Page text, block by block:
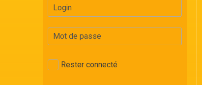
Rester connecté